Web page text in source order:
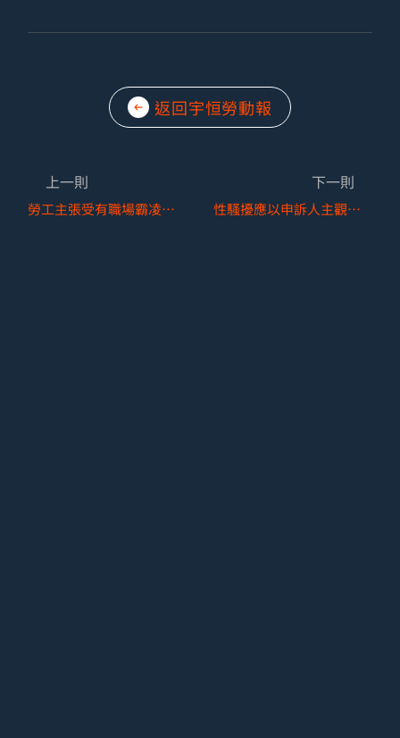
返回宇恒勞動報
上一則
勞工主張受有職場霸凌並提出患有心理上疾病之診斷證明書，是否即得據此證明二者間之因果關係並向雇主請求職災補償或損害賠償？
下一則
性騷擾應以申訴人主觀感受為準？─從法院判決看主觀感受與客觀標準間之平衡